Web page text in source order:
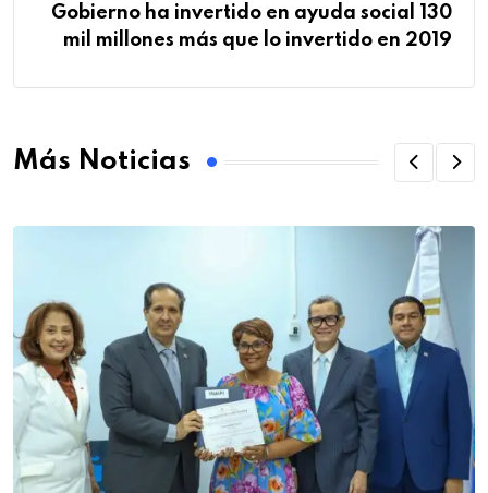
Gobierno ha invertido en ayuda social 130
mil millones más que lo invertido en 2019
Más Noticias